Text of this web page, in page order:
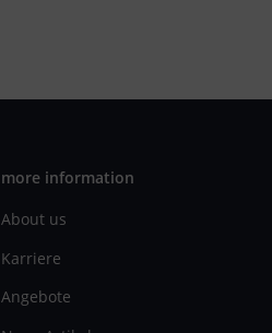
more information
About us
Karriere
Angebote